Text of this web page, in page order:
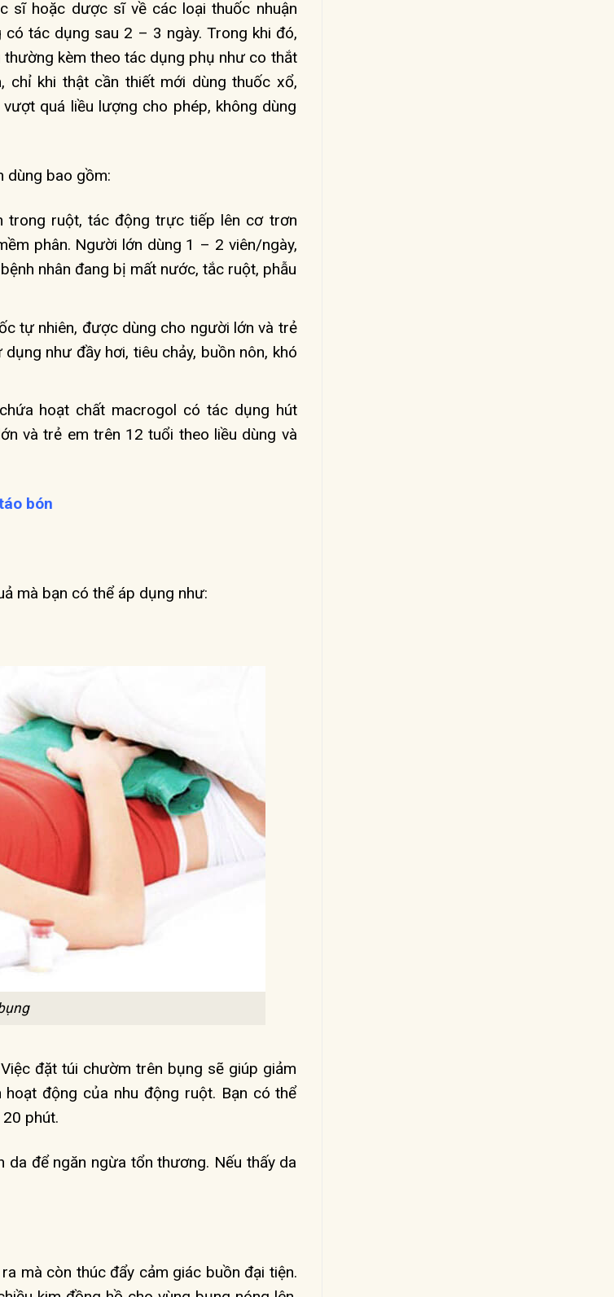
sĩ hoặc dược sĩ về các loại thuốc nhuận
tác dụng sau 2 – 3 ngày. Trong khi đó,
kèm theo tác dụng phụ như co thắt
chỉ khi thật cần thiết mới dùng thuốc xổ,
quá liều lượng cho phép, không dùng
dùng bao gồm:
trong ruột, tác động trực tiếp lên cơ trơn
phân. Người lớn dùng 1 – 2 viên/ngày,
nhân đang bị mất nước, tắc ruột, phẫu
tự nhiên, được dùng cho người lớn và trẻ
như đầy hơi, tiêu chảy, buồn nôn, khó
hoạt chất macrogol có tác dụng hút
và trẻ em trên 12 tuổi theo liều dùng và
bón
mà bạn có thể áp dụng như:
đặt túi chườm trên bụng sẽ giúp giảm
động của nhu động ruột. Bạn có thể
phút.
để ngăn ngừa tổn thương. Nếu thấy da
mà còn thúc đẩy cảm giác buồn đại tiện.